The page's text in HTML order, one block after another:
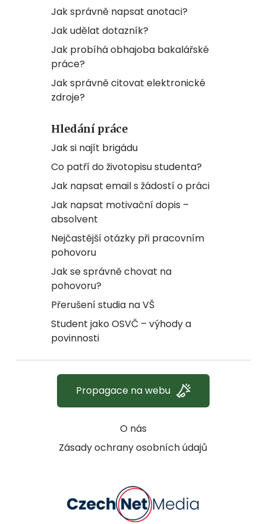
Jak správně napsat anotaci?
Jak udělat dotazník?
Jak probíhá obhajoba bakalářské
práce?
Jak správně citovat elektronické
zdroje?
Hledání práce
Jak si najít brigádu
Co patří do životopisu studenta?
Jak napsat email s žádostí o práci
Jak napsat motivační dopis –
absolvent
Nejčastější otázky při pracovním
pohovoru
Jak se správně chovat na
pohovoru?
Přerušení studia na VŠ
Student jako OSVČ – výhody a
povinnosti
O nás
Zásady ochrany osobních údajů
Propagace na webu